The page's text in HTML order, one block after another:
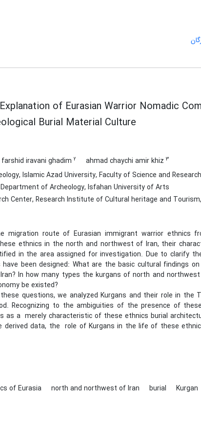
of Eurasian Warrior Nomadic
Burial Material Culture
farshid iravani ghadim 2 ahmad chaychi amir khiz 3
Islamic Azad University, Faculty of Science and
of Archeology, Isfahan University of Arts
Center, Research Institute of Cultural heritage and
migration route of Eurasian immigrant warrior ethnics
ethnics in the north and northwest of Iran, their
in the area assigned for investigation. Due to clarify
been designed: What are the basic cultural findings
In how many types the kurgans of north and
be existed?
questions, we analyzed Kurgans and their role in the
Recognizing to the ambiguities of the presence of
as a merely characteristic of these ethnics burial
data, the role of Kurgans in the life of these
of Eurasia north and northwest of Iran burial Kurgan